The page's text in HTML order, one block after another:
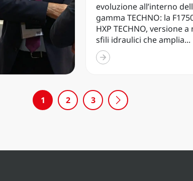
evoluzione all’interno
gamma TECHNO: la
HXP TECHNO, versione a
sfili idraulici che amplia...
1 2 3